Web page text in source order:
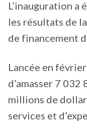
L’inauguration a
les résultats de
de financement
Lancée en
d’amasser 7 032
millions de
services et